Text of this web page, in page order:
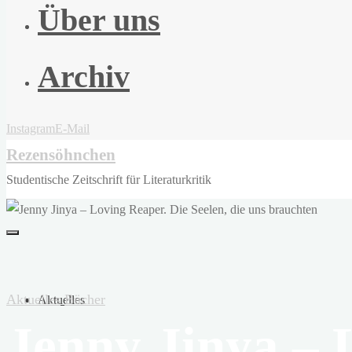
Über uns
Archiv
InstagramE-Mail
Rezensöhnchen
Studentische Zeitschrift für Literaturkritik
Aktuelles
Aktuelles Bücher